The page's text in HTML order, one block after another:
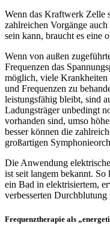
Wenn das Kraftwerk Zelle
zahlreichen Vorgänge
sein kann, braucht es eine
Wenn von außen
Frequenzen das
möglich, viele Krankheiten
und Frequenzen zu
leistungsfähig bleibt, sind
Ladungsträger unbedingt
vorhanden sind, umso
besser können die
großartigen
Die Anwendung
ist seit langem bekannt.
ein Bad in elektrisiertem,
verbesserten
Frequenztherapie als